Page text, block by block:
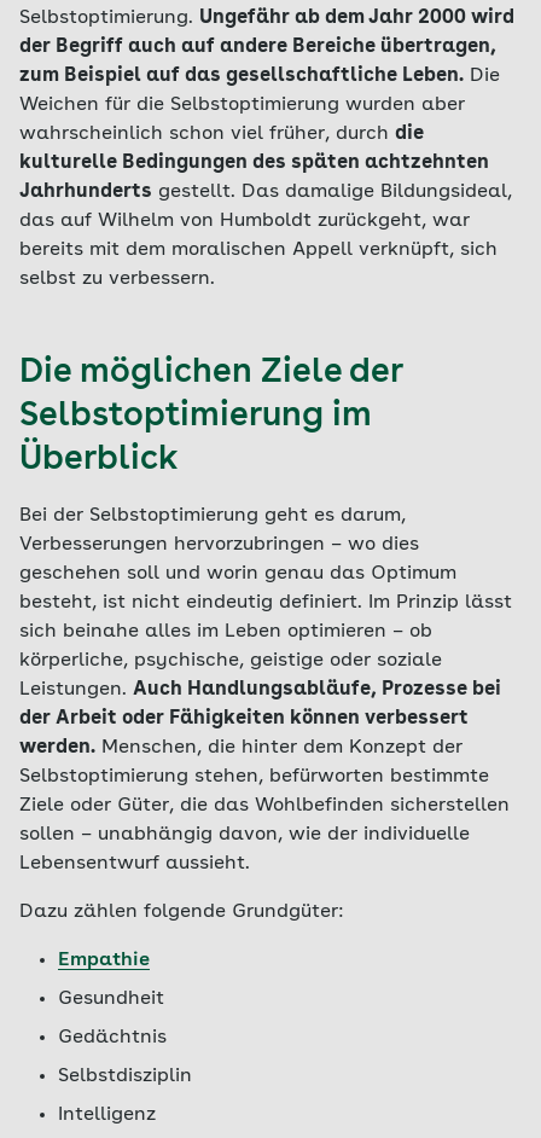
Selbstoptimierung. Ungefähr ab dem Jahr 2000 wird
der Begriff auch auf andere Bereiche übertragen,
zum Beispiel auf das gesellschaftliche Leben. Die
Weichen für die Selbstoptimierung wurden aber
wahrscheinlich schon viel früher, durch die
kulturelle Bedingungen des späten achtzehnten
Jahrhunderts gestellt. Das damalige Bildungsideal,
das auf Wilhelm von Humboldt zurückgeht, war
bereits mit dem moralischen Appell verknüpft, sich
selbst zu verbessern.
Die möglichen Ziele der
Selbstoptimierung im
Überblick
Bei der Selbstoptimierung geht es darum,
Verbesserungen hervorzubringen – wo dies
geschehen soll und worin genau das Optimum
besteht, ist nicht eindeutig definiert. Im Prinzip lässt
sich beinahe alles im Leben optimieren – ob
körperliche, psychische, geistige oder soziale
Leistungen. Auch Handlungsabläufe, Prozesse bei
der Arbeit oder Fähigkeiten können verbessert
werden. Menschen, die hinter dem Konzept der
Selbstoptimierung stehen, befürworten bestimmte
Ziele oder Güter, die das Wohlbefinden sicherstellen
sollen – unabhängig davon, wie der individuelle
Lebensentwurf aussieht.
Dazu zählen folgende Grundgüter:
Empathie
Gesundheit
Gedächtnis
Selbstdisziplin
Intelligenz